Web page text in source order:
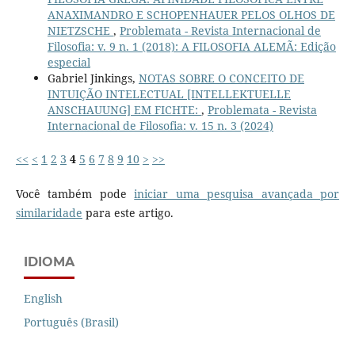
ANAXIMANDRO E SCHOPENHAUER PELOS OLHOS DE
NIETZSCHE , Problemata - Revista Internacional de
Filosofia: v. 9 n. 1 (2018): A FILOSOFIA ALEMÃ: Edição
especial
Gabriel Jinkings, NOTAS SOBRE O CONCEITO DE
INTUIÇÃO INTELECTUAL [INTELLEKTUELLE
ANSCHAUUNG] EM FICHTE: , Problemata - Revista
Internacional de Filosofia: v. 15 n. 3 (2024)
<< < 1 2 3 4 5 6 7 8 9 10 > >>
Você também podeiniciar uma pesquisa avançada por
similaridade para este artigo.
IDIOMA
English
Português (Brasil)